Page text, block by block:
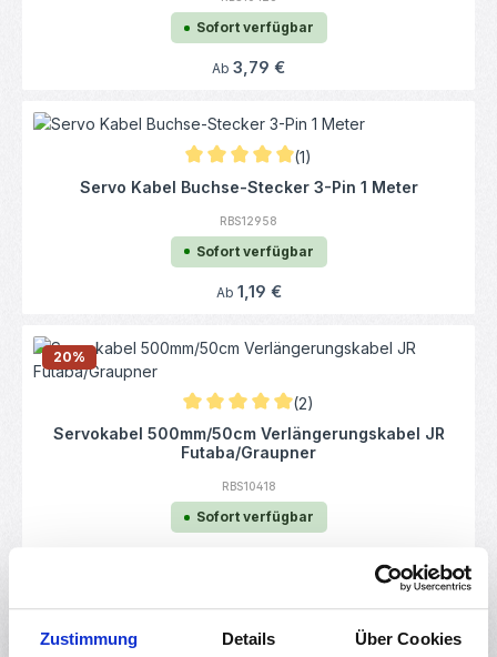
Zustimmung Details Über Cookies
Sofort verfügbar
Regulärer Preis:
Ab 3,79 €
Durchschnittliche Bewertung von 5 von 5
(1)
Servo Kabel Buchse-Stecker 3-Pin 1 Meter
RBS12958
Sofort verfügbar
Regulärer Preis:
Ab 1,19 €
20%
Durchschnittliche Bewertung von 5 von 5
(2)
Servokabel 500mm/50cm Verlängerungskabel JR
Futaba/Graupner
RBS10418
Sofort verfügbar